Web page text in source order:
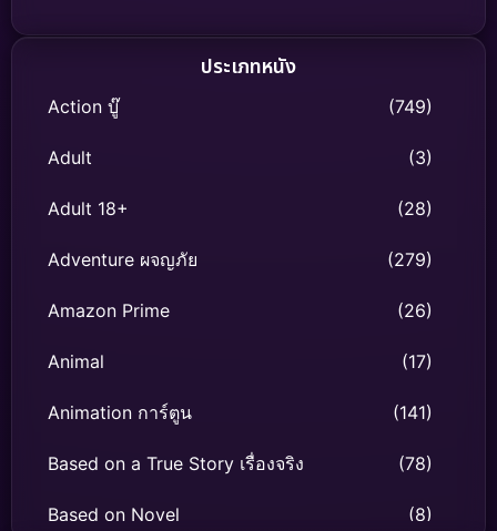
ประเภทหนัง
Action บู๊ (749)
Adult (3)
Adult 18+ (28)
Adventure ผจญภัย (279)
Amazon Prime (26)
Animal (17)
Animation การ์ตูน (141)
Based on a True Story เรื่องจริง (78)
Based on Novel (8)